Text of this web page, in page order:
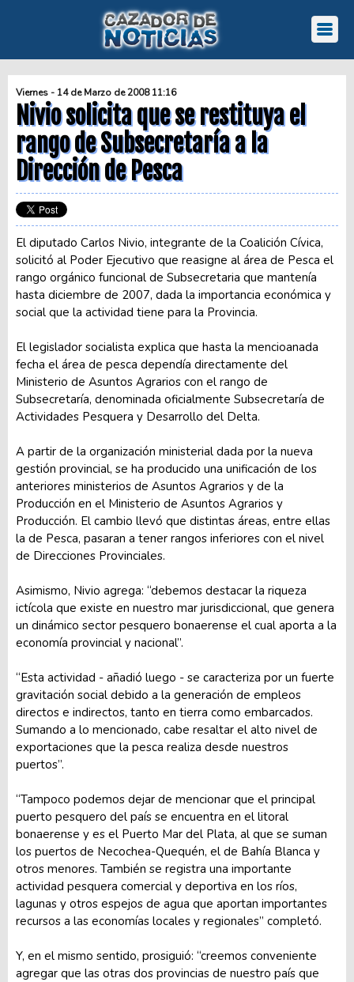
Viernes - 14 de Marzo de 2008 11:16
Nivio solicita que se restituya el
rango de Subsecretaría a la
Dirección de Pesca
El diputado Carlos Nivio, integrante de la Coalición Cívica,
solicitó al Poder Ejecutivo que reasigne al área de Pesca el
rango orgánico funcional de Subsecretaria que mantenía
hasta diciembre de 2007, dada la importancia económica y
social que la actividad tiene para la Provincia.
El legislador socialista explica que hasta la mencioanada
fecha el área de pesca dependía directamente del
Ministerio de Asuntos Agrarios con el rango de
Subsecretaría, denominada oficialmente Subsecretaría de
Actividades Pesquera y Desarrollo del Delta.
A partir de la organización ministerial dada por la nueva
gestión provincial, se ha producido una unificación de los
anteriores ministerios de Asuntos Agrarios y de la
Producción en el Ministerio de Asuntos Agrarios y
Producción. El cambio llevó que distintas áreas, entre ellas
la de Pesca, pasaran a tener rangos inferiores con el nivel
de Direcciones Provinciales.
Asimismo, Nivio agrega: “debemos destacar la riqueza
ictícola que existe en nuestro mar jurisdiccional, que genera
un dinámico sector pesquero bonaerense el cual aporta a la
economía provincial y nacional”.
“Esta actividad - añadió luego - se caracteriza por un fuerte
gravitación social debido a la generación de empleos
directos e indirectos, tanto en tierra como embarcados.
Sumando a lo mencionado, cabe resaltar el alto nivel de
exportaciones que la pesca realiza desde nuestros
puertos”.
“Tampoco podemos dejar de mencionar que el principal
puerto pesquero del país se encuentra en el litoral
bonaerense y es el Puerto Mar del Plata, al que se suman
los puertos de Necochea-Quequén, el de Bahía Blanca y
otros menores. También se registra una importante
actividad pesquera comercial y deportiva en los ríos,
lagunas y otros espejos de agua que aportan importantes
recursos a las economías locales y regionales” completó.
Y, en el mismo sentido, prosiguió: “creemos conveniente
agregar que las otras dos provincias de nuestro país que